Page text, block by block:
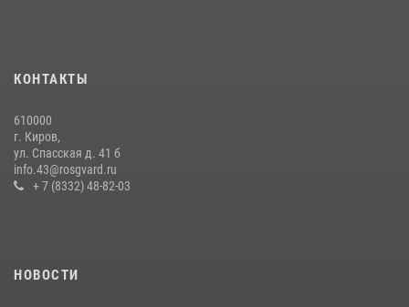
Кировские росгвардейцы задержали неоднократно судимую
гражданку, подозреваемую в краже
21 июля 2026, 08:20
КОНТАКТЫ
610000
г. Киров,
ул. Спасская д. 41 б
info.43@rosgvard.ru
+ 7 (8332) 48-82-03
НОВОСТИ